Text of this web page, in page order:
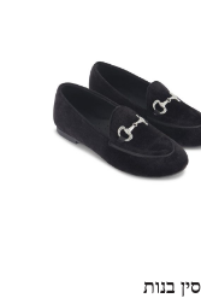
בנות